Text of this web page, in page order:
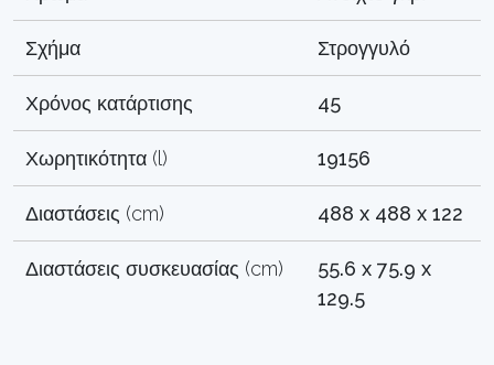
Σχήμα Στρογγυλό
Χρόνος κατάρτισης 45
Χωρητικότητα (l) 19156
Διαστάσεις (cm) 488 x 488 x 122
Διαστάσεις συσκευασίας (cm)
55.6 x 75.9 x
129.5